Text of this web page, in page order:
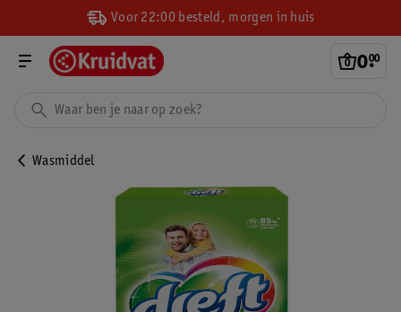
Voor 22:00 besteld, morgen in huis
0.
00
Wasmiddel